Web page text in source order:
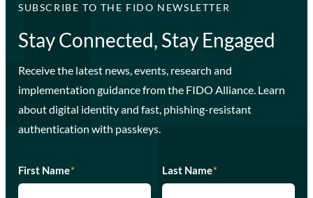
SUBSCRIBE TO THE FIDO NEWSLETTER
Stay Connected, Stay Engaged
Receive the latest news, events, research and
implementation guidance from the FIDO Alliance. Learn
about digital identity and fast, phishing-resistant
authentication with passkeys.
First Name* Last Name*